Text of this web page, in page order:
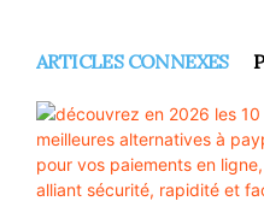
ARTICLES CONNEXES